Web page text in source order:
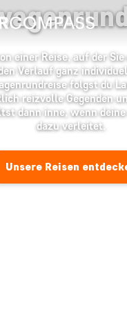
einer Reise, auf der
Verlauf ganz
folgst du
reizvolle Gegenden
dann inne, wenn
dazu verleitet.
Unsere Reisen